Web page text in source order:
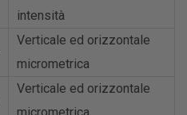
intensità
Verticale ed orizzontale
micrometrica
Verticale ed orizzontale